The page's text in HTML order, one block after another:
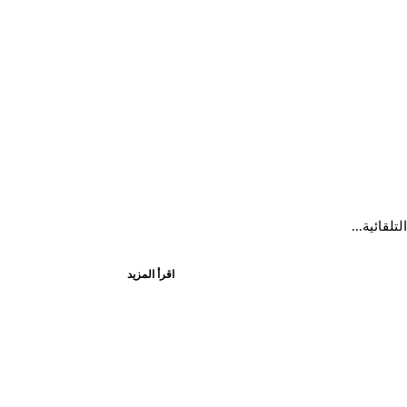
اقرأ المزيد